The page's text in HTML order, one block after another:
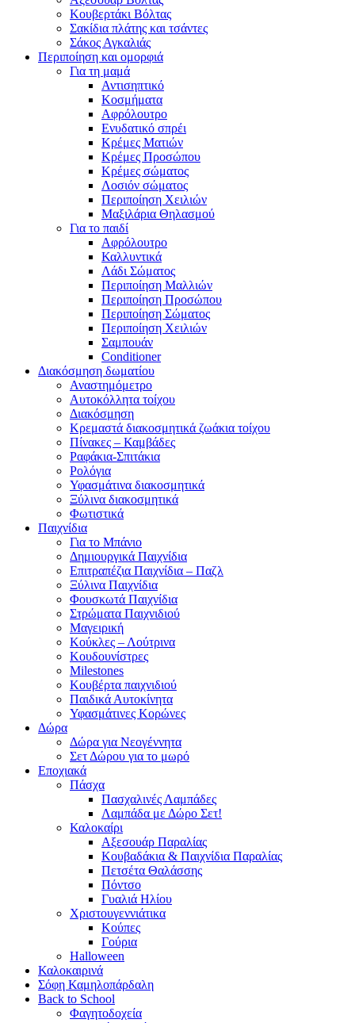
Κουβερτάκι Βόλτας
Σακίδια πλάτης και τσάντες
Σάκος Αγκαλιάς
Περιποίηση και ομορφιά
Για τη μαμά
Αντισηπτικό
Κοσμήματα
Αφρόλουτρο
Ενυδατικό σπρέι
Κρέμες Ματιών
Κρέμες Προσώπου
Κρέμες σώματος
Λοσιόν σώματος
Περιποίηση Χειλιών
Μαξιλάρια Θηλασμού
Για το παιδί
Αφρόλουτρο
Καλλυντικά
Λάδι Σώματος
Περιποίηση Μαλλιών
Περιποίηση Προσώπου
Περιποίηση Σώματος
Περιποίηση Χειλιών
Σαμπουάν
Conditioner
Διακόσμηση δωματίου
Αναστημόμετρο
Αυτοκόλλητα τοίχου
Διακόσμηση
Κρεμαστά διακοσμητικά ζωάκια τοίχου
Πίνακες – Καμβάδες
Ραφάκια-Σπιτάκια
Ρολόγια
Υφασμάτινα διακοσμητικά
Ξύλινα διακοσμητικά
Φωτιστικά
Παιχνίδια
Για το Μπάνιο
Δημιουργικά Παιχνίδια
Επιτραπέζια Παιχνίδια – Παζλ
Ξύλινα Παιχνίδια
Φουσκωτά Παιχνίδια
Στρώματα Παιχνιδιού
Μαγειρική
Κούκλες – Λούτρινα
Κουδουνίστρες
Milestones
Κουβέρτα παιχνιδιού
Παιδικά Αυτοκίνητα
Υφασμάτινες Κορώνες
Δώρα
Δώρα για Νεογέννητα
Σετ Δώρου για το μωρό
Εποχιακά
Πάσχα
Πασχαλινές Λαμπάδες
Λαμπάδα με Δώρο Σετ!
Καλοκαίρι
Αξεσουάρ Παραλίας
Κουβαδάκια & Παιχνίδια Παραλίας
Πετσέτα Θαλάσσης
Πόντσο
Γυαλιά Ηλίου
Χριστουγεννιάτικα
Κούπες
Γούρια
Halloween
Καλοκαιρινά
Σόφη Καμηλοπάρδαλη
Back to School
Φαγητοδοχεία